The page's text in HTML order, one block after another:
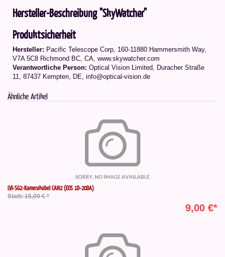
Hersteller-Beschreibung "SkyWatcher"
Produktsicherheit
Hersteller: Pacific Telescope Corp, 160-11880 Hammersmith Way,
V7A 5C8 Richmond BC, CA, www.skywatcher.com
Verantwortliche Person: Optical Vision Limited, Duracher Straße
11, 87437 Kempten, DE, info@optical-vision.de
Ähnliche Artikel
LVI-SG2-Kamerakabel CAN2 (EOS 1D-20DA)
Statt: 15,00 € *
9,00 €*